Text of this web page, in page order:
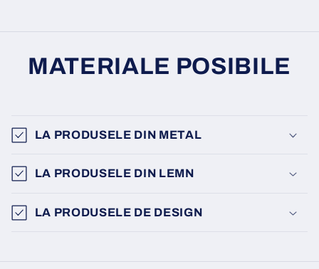
MATERIALE POSIBILE
LA PRODUSELE DIN METAL
LA PRODUSELE DIN LEMN
LA PRODUSELE DE DESIGN